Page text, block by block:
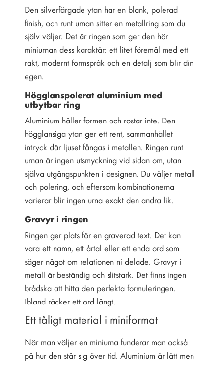
Den silverfärgade ytan har en blank, polerad
finish, och runt urnan sitter en metallring som du
själv väljer. Det är ringen som ger den här
miniurnan dess karaktär: ett litet föremål med ett
rakt, modernt formspråk och en detalj som blir din
egen.
Högglanspolerat aluminium med
utbytbar ring
Aluminium håller formen och rostar inte. Den
högglansiga ytan ger ett rent, sammanhållet
intryck där ljuset fångas i metallen. Ringen runt
urnan är ingen utsmyckning vid sidan om, utan
själva utgångspunkten i designen. Du väljer metall
och polering, och eftersom kombinationerna
varierar blir ingen urna exakt den andra lik.
Gravyr i ringen
Ringen ger plats för en graverad text. Det kan
vara ett namn, ett årtal eller ett enda ord som
säger något om relationen ni delade. Gravyr i
metall är beständig och slitstark. Det finns ingen
brådska att hitta den perfekta formuleringen.
Ibland räcker ett ord långt.
Ett tåligt material i miniformat
När man väljer en miniurna funderar man också
på hur den står sig över tid. Aluminium är lätt men